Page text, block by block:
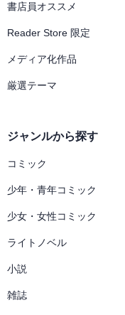
書店員オススメ
Reader Store 限定
メディア化作品
厳選テーマ
ジャンルから探す
コミック
少年・青年コミック
少女・女性コミック
ライトノベル
小説
雑誌